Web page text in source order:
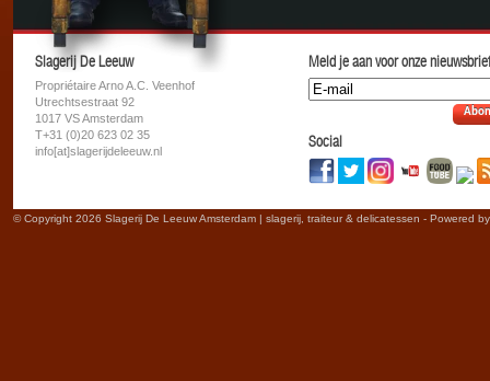
Slagerij De Leeuw
Propriétaire Arno A.C. Veenhof
Utrechtsestraat 92
1017 VS Amsterdam
T+31 (0)20 623 02 35
info[at]slagerijdeleeuw.nl
Meld je aan voor onze
Social
© Copyright 2026 Slagerij De Leeuw Amsterdam | slagerij, traiteur & delicatessen - Powered